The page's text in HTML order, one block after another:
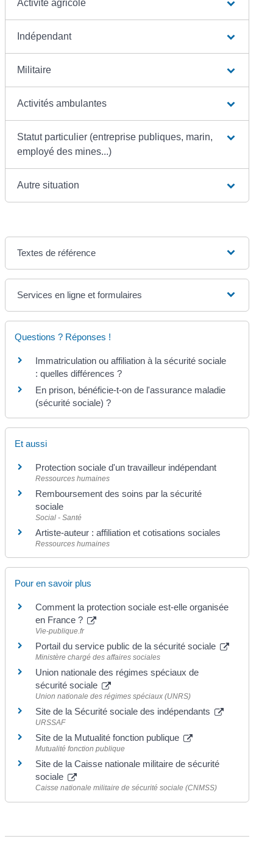
Activité agricole
Indépendant
Militaire
Activités ambulantes
Statut particulier (entreprise publiques, marin,
employé des mines...)
Autre situation
Textes de référence
Services en ligne et formulaires
Questions ? Réponses !
Immatriculation ou affiliation à la sécurité sociale
: quelles différences ?
En prison, bénéficie-t-on de l'assurance maladie
(sécurité sociale) ?
Et aussi
Protection sociale d'un travailleur indépendant
Ressources humaines
Remboursement des soins par la sécurité
sociale
Social - Santé
Artiste-auteur : affiliation et cotisations sociales
Ressources humaines
Pour en savoir plus
Comment la protection sociale est-elle organisée
en France ?
Vie-publique.fr
Portail du service public de la sécurité sociale
Ministère chargé des affaires sociales
Union nationale des régimes spéciaux de
sécurité sociale
Union nationale des régimes spéciaux (UNRS)
Site de la Sécurité sociale des indépendants
URSSAF
Site de la Mutualité fonction publique
Mutualité fonction publique
Site de la Caisse nationale militaire de sécurité
sociale
Caisse nationale militaire de sécurité sociale (CNMSS)